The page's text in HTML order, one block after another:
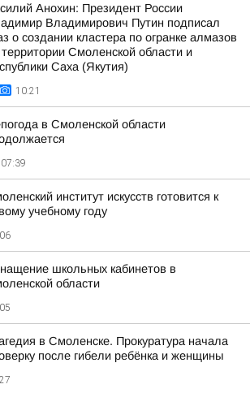
Анохин: Президент России
Владимирович Путин подписал
о создании кластера по огранке алмазов
территории Смоленской области и
Саха (Якутия)
10:21
в Смоленской области
07:39
институт искусств готовится к
учебному году
школьных кабинетов в
области
в Смоленске. Прокуратура начала
после гибели ребёнка и женщины